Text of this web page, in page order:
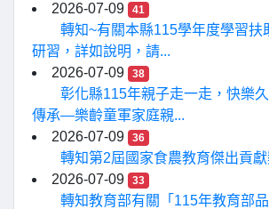
2026-07-09
41
轉知~有關本縣115學年度學習扶
研習，詳如說明，請...
2026-07-09
38
彰化縣115年親子走一走，快樂
傳承—樂齡童軍家庭親...
2026-07-09
36
轉知第2屆國家食農教育傑出貢
2026-07-09
33
轉知教育部有關「115年教育部